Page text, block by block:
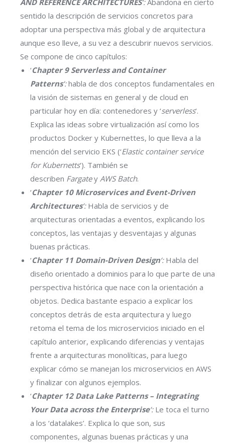
sentido la descripción de servicios concretos para
adoptar una perspectiva más global y de arquitectura
aunque eso lleve, a su vez a descubrir nuevos servicios.
Se compone de cinco capítulos:
‘Chapter 9 Serverless and Container
Patterns‘:habla de dos conceptos fundamentales en
la visión de sistemas en general y de cloud en
particular hoy en día: contenedores y ‘serverless‘.
Explica las ideas sobre virtualización así como los
productos Docker y Kubernettes, lo que lleva a la
mención del servicio EKS (‘Elastic container service
for Kubernetts‘). También se
describen Fargatey AWS Batch.
‘Chapter 10 Microservices and Event-Driven
Architectures‘: Habla de servicios y de
arquitecturas orientadas a eventos, explicando los
conceptos, las ventajas y desventajas y algunas
buenas prácticas.
‘Chapter 11 Domain-Driven Design‘: Habla del
diseño orientado a dominios para lo que parte de una
perspectiva histórica que nace con la orientación a
objetos. Dedica bastante espacio a explicar los
conceptos detrás de esta arquitectura y luego
retoma el tema de los microservicios iniciado en el
capítulo anterior, explicando diferencias y ventajas
frente a arquitecturas monolíticas, para luego
explicar cómo se manejan los microservicios en AWS
y finalizar con algunos ejemplos.
‘Chapter 12 Data Lake Patterns – Integrating
Your Data across the Enterprise‘: Le toca el turno
a los ‘datalakes’. Explica lo que son, sus
componentes, algunas buenas prácticas y una